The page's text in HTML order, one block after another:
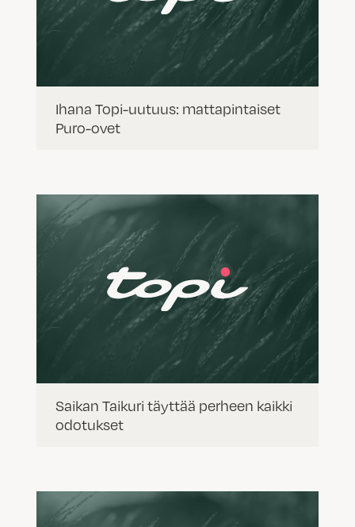
Ihana Topi-uutuus: mattapintaiset
Puro-ovet
Saikan Taikuri täyttää perheen kaikki
odotukset